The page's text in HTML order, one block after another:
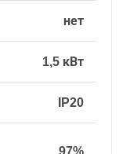
нет
1,5 кВт
IP20
97%